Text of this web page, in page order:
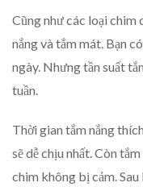
Cũng như các loại chim
nắng và tắm mát. Bạn
ngày. Nhưng tần suất
tuần.
Thời gian tắm nắng
sẽ dễ chịu nhất. Còn
chim không bị cảm.